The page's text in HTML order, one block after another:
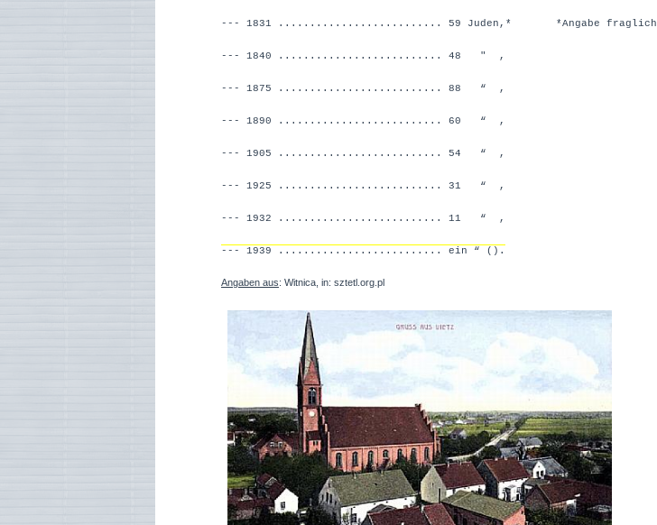
--- 1831 .......................... 59 Juden,* *Angabe fraglich
--- 1840 .......................... 48 " ,
--- 1875 .......................... 88 “ ,
--- 1890 .......................... 60 “ ,
--- 1905 .......................... 54 “ ,
--- 1925 .......................... 31 “ ,
--- 1932 .......................... 11 “ ,
--- 1939 .......................... ein “ ().
Angaben aus: Witnica, in: sztetl.org.pl